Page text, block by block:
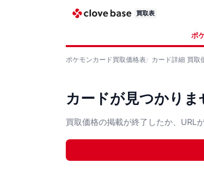
買取表
ポ
ポケモンカード買取価格表 カード詳細 買取
カードが見つかりま
買取価格の掲載が終了したか、URL